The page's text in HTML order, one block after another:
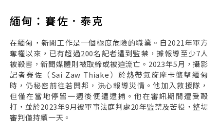
緬甸：賽佐．泰克
在緬甸，新聞工作是一個極度危險的職業。自2021年軍方
奪權以來，已有超過200名記者遭到監禁，據報導至少7人
被殺害，新聞媒體則被取締或被迫流亡。2023年5月，攝影
記者賽佐（Sai Zaw Thiake）於熱帶氣旋摩卡襲擊緬甸
時，仍秘密前往若開邦，決心報導災情。他加入救援隊，
但僅在當地停留一週後便遭逮捕。他在審訊期間遭受毆
打，並於2023年9月被軍事法庭判處20年監禁及苦役，整場
審判僅持續一天。